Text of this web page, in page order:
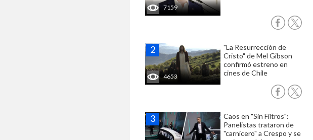
7159
4653
"La Resurrección de
Cristo" de Mel Gibson
confirmó estreno en
cines de Chile
Caos en "Sin Filtros":
Panelistas trataron de
"carnicero" a Crespo y se